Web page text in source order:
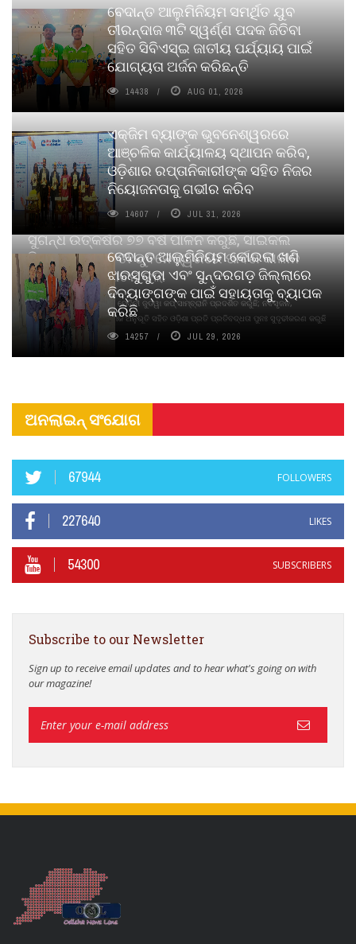
ସୁଗନ୍ଧ ଉତ୍କର୍ଷର ୭୭ ବର୍ଷ ପାଳନ କରୁଛି, ସାଇକଲ
ପିୟୋର୍‌ ଅଗରବତୀ ଭୁବନେଶ୍ୱରରେ ପାର୍ବଣ କାଳୀନ
ନବସୃଜନ ଉନ୍ମୋଚନ କଲା
ବାଉଁଶ ବିହୀନ କଠିନ ଧୂପ ଏବଂ ମେଦିନୀ ଜୁଡୱା କପ୍‌ ସାମ୍ବ୍ରାନି ପ୍ରଦର୍ଶିତ କରୁଛି; ନବସୃଜନ,
ଦୀର୍ଘସ୍ଥାୟିତା ଏବଂ ଆଧ୍ୟାତ୍ମିକ ଅନୁଭୂତି ସହିତ ଓଡ଼ିଶା ପ୍ରତି ପ୍ରତିବଦ୍ଧତା ପୁନଃ ସୁଦୃଢୀକରଣ କରୁଛି
ବେଦାନ୍ତ ଆଲୁମିନିୟମ ସମର୍ଥିତ ଯୁବ
ତୀରନ୍ଦାଜ ୩ଟି ସ୍ୱର୍ଣ୍ଣ ପଦକ ଜିତିବା
ସହିତ ସିବିଏସ୍ଇ ଜାତୀୟ ପର୍ଯ୍ୟାୟ ପାଇଁ
ଯୋଗ୍ୟତା ଅର୍ଜନ କରିଛନ୍ତି
14438 AUG 01, 2026
ଏକ୍ଜିମ ବ୍ୟାଙ୍କ ଭୁବନେଶ୍ୱରରେ
ଆଞ୍ଚଳିକ କାର୍ଯ୍ୟାଳୟ ସ୍ଥାପନ କରିବ,
ଓଡ଼ିଶାର ରପ୍ତାନିକାରୀଙ୍କ ସହିତ ନିଜର
ନିୟୋଜନତାକୁ ଗଭୀର କରିବ
14607 JUL 31, 2026
ବେଦାନ୍ତ ଆଲୁମିନିୟମ କୋଇଲା ଖଣି
ଝାରସୁଗୁଡା ଏବଂ ସୁନ୍ଦରଗଡ଼ ଜିଲ୍ଲାରେ
ଦିବ୍ୟାଙ୍ଗଙ୍କ ପାଇଁ ସହାୟତାକୁ ବ୍ୟାପକ
କରିଛି
14257 JUL 29, 2026
ଅନଲାଇନ୍ ସଂଯୋଗ
67944 FOLLOWERS
227640 LIKES
54300 SUBSCRIBERS
Subscribe to our Newsletter
Sign up to receive email updates and to hear what's going on with
our magazine!